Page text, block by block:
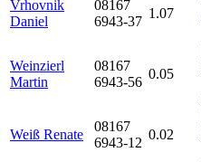
Vrhovnik
Daniel
08167
6943-37
1.07
Weinzierl
Martin
08167
6943-56
0.05
Weiß Renate
08167
6943-12
0.02